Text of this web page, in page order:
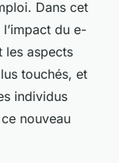
Dans cet
du e-
les aspects
touchés, et
individus
nouveau